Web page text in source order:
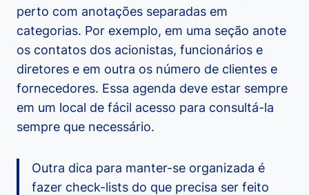
perto com anotações separadas em
categorias. Por exemplo, em uma seção anote
os contatos dos acionistas, funcionários e
diretores e em outra os número de clientes e
fornecedores. Essa agenda deve estar sempre
em um local de fácil acesso para consultá-la
sempre que necessário.
Outra dica para manter-se organizada é
fazer check-lists do que precisa ser feito